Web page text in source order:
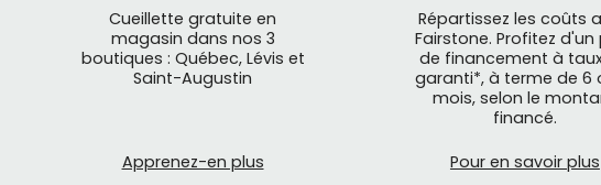
Cueillette gratuite en
magasin dans nos 3
boutiques : Québec, Lévis et
Saint-Augustin
Apprenez-en plus
Répartissez les coûts
Fairstone. Profitez d'un
de financement à
garanti*, à terme de 6
mois, selon le
financé.
Pour en savoir plus